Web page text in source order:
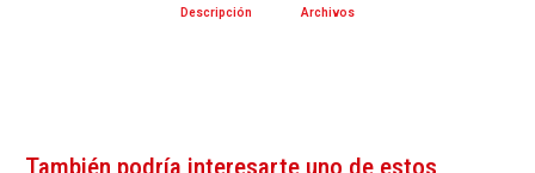
Descripción Archivos